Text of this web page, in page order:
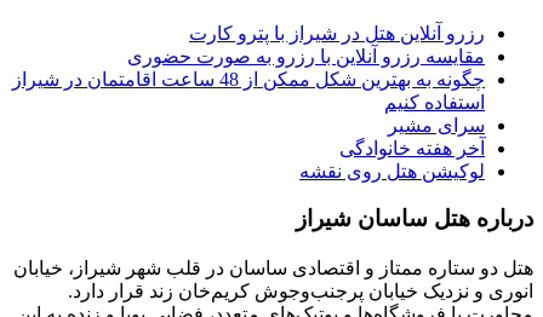
رزرو آنلاین هتل در شیراز با پترو کارت
مقایسه رزرو آنلاین با رزرو به صورت حضوری
چگونه به بهترین شکل ممکن از 48 ساعت اقامتمان در شیراز
استفاده کنیم
سرای مشیر
آخر هفته خانوادگی
لوکیشن هتل روی نقشه
درباره هتل ساسان شیراز
هتل دو ستاره ممتاز و اقتصادی ساسان در قلب شهر شیراز، خیابان
انوری و نزدیک خیابان پرجنب‌وجوش کریم‌خان زند قرار دارد.